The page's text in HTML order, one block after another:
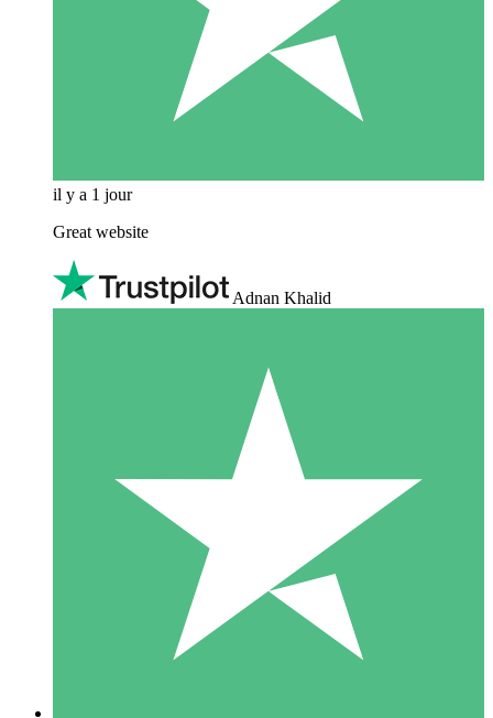
il y a 1 jour
Great website
Adnan Khalid